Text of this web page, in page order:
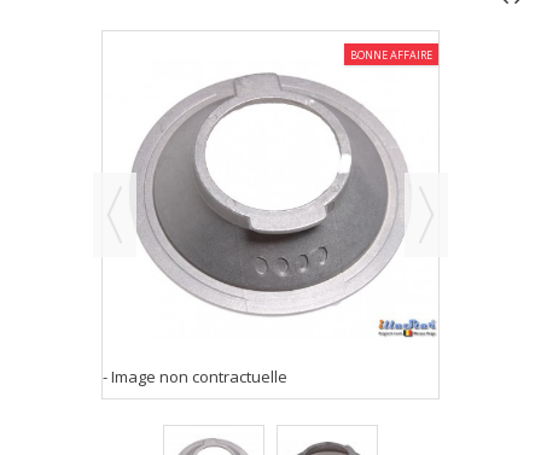
BONNE AFFAIRE
- Image non contractuelle